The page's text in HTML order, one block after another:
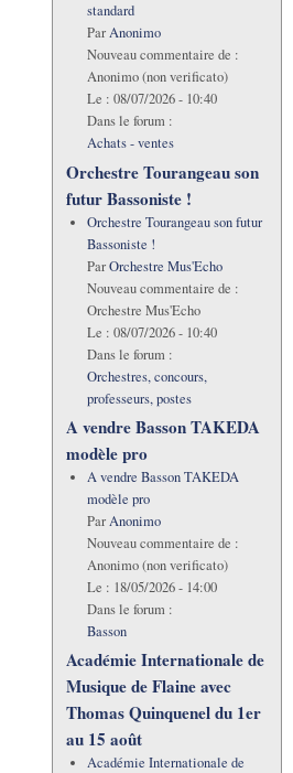
standard
ParAnonimo
Nouveau commentaire de :
Anonimo (non verificato)
Le : 08/07/2026 - 10:40
Dans le forum :
Achats - ventes
Orchestre Tourangeau son
futur Bassoniste !
Orchestre Tourangeau son futur
Bassoniste !
ParOrchestre Mus'Echo
Nouveau commentaire de :
Orchestre Mus'Echo
Le : 08/07/2026 - 10:40
Dans le forum :
Orchestres, concours,
professeurs, postes
A vendre Basson TAKEDA
modèle pro
A vendre Basson TAKEDA
modèle pro
ParAnonimo
Nouveau commentaire de :
Anonimo (non verificato)
Le : 18/05/2026 - 14:00
Dans le forum :
Basson
Académie Internationale de
Musique de Flaine avec
Thomas Quinquenel du 1er
au 15 août
Académie Internationale de